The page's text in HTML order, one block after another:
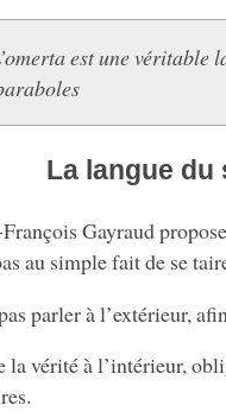
est une véritable
La langue du
Gayraud
au simple fait de se
parler à l’extérieur,
la vérité à l’intérieur,